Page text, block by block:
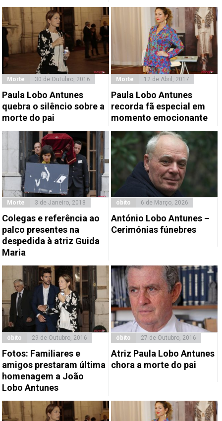
Morte 30 de Outubro, 2016
Paula Lobo Antunes
quebra o silêncio sobre a
morte do pai
Morte 12 de Abril, 2017
Paula Lobo Antunes
recorda fã especial em
momento emocionante
Morte 3 de Janeiro, 2018
Colegas e referência ao
palco presentes na
despedida à atriz Guida
Maria
óbito 6 de Março, 2026
António Lobo Antunes –
Cerimónias fúnebres
óbito 29 de Outubro, 2016
Fotos: Familiares e
amigos prestaram última
homenagem a João
Lobo Antunes
óbito 27 de Outubro, 2016
Atriz Paula Lobo Antunes
chora a morte do pai